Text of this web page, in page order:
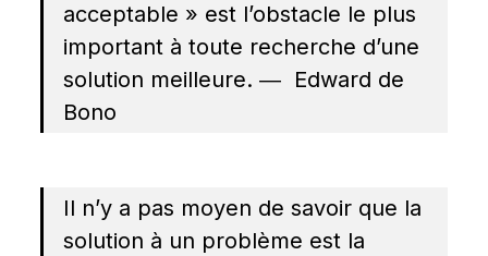
acceptable » est l’obstacle le plus
important à toute recherche d’une
solution meilleure. ―  Edward de
Bono
Il n’y a pas moyen de savoir que la
solution à un problème est la